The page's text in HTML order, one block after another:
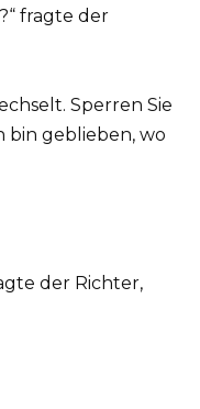
fragte der
Sperren Sie
bin geblieben, wo
der Richter,